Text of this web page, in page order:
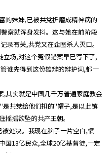
的妹妹,已被共党折磨成精神病的
察就浑身发抖。这与她在前阶段
录有关,共党又在企图杀人灭口。
场,对这个冤假错案早已写下了,
谁先得到这份雄辩的辩护词,都一
其实就是中国几千万普通家庭教会
共党给他们扣的"帽子,是以此镇
摇欲坠的共产王朝。
处决。我现在脑子一片空白,愤
国13亿民众,全球20亿基督徒,一定